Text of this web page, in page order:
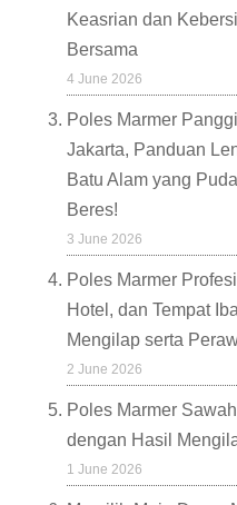
Keasrian dan
Bersama
4 June 2026
Poles Marmer
Jakarta, Panduan
Batu Alam yang
Beres!
3 June 2026
Poles Marmer
Hotel, dan Tempat
Mengilap serta
2 June 2026
Poles Marmer
dengan Hasil
1 June 2026